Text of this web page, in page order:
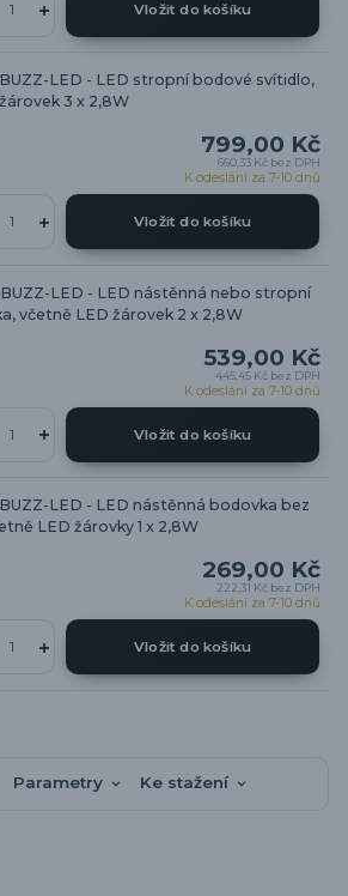
Vložit do košíku
LED - LED stropní bodové svítidlo,
3 x 2,8W
799,00 Kč
660,33 Kč bez DPH
K odeslání za 7-10 dnů
Vložit do košíku
LED - LED nástěnná nebo stropní
včetně LED žárovek 2 x 2,8W
539,00 Kč
445,45 Kč bez DPH
K odeslání za 7-10 dnů
Vložit do košíku
LED - LED nástěnná bodovka bez
LED žárovky 1 x 2,8W
269,00 Kč
222,31 Kč bez DPH
K odeslání za 7-10 dnů
Vložit do košíku
Parametry Ke stažení